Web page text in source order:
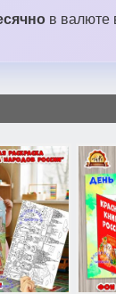
в валюте